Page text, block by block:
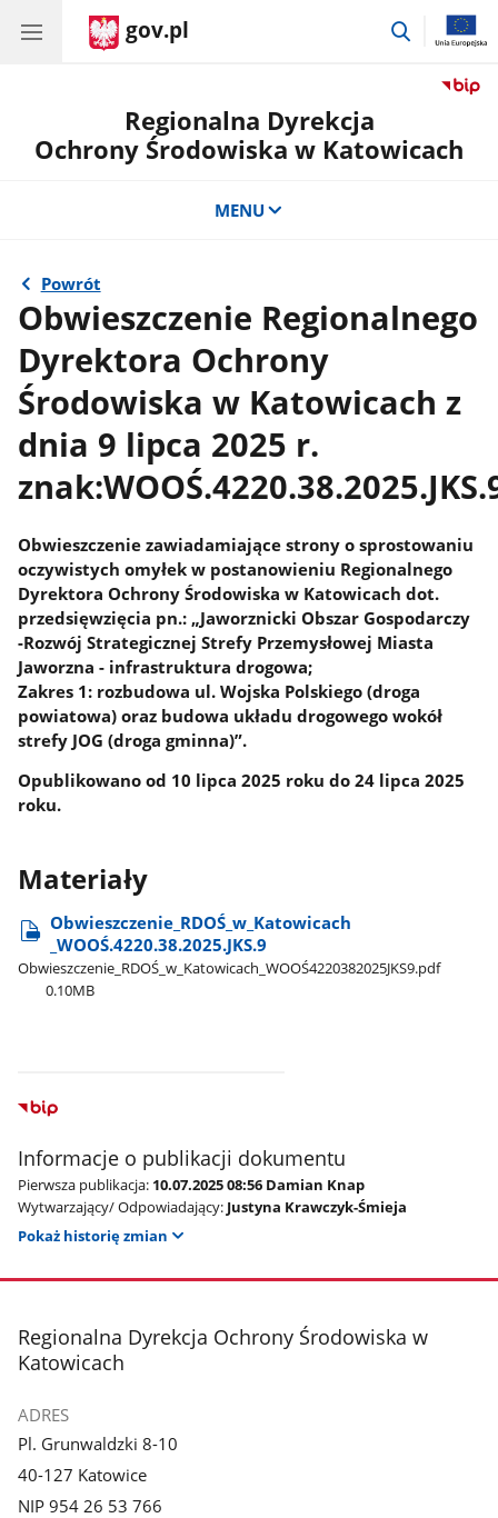
gov.pl
przejdź
Regionalna Dyrekcja
Ochrony Środowiska w Katowicach
MENU
Powrót
Obwieszczenie Regionalnego
Dyrektora Ochrony
Środowiska w Katowicach z
dnia 9 lipca 2025 r.
Obwieszczenie zawiadamiające strony o sprostowaniu
oczywistych omyłek w postanowieniu Regionalnego
Dyrektora Ochrony Środowiska w Katowicach dot.
przedsięwzięcia pn.: „Jaworznicki Obszar Gospodarczy
-Rozwój Strategicznej Strefy Przemysłowej Miasta
Jaworzna - infrastruktura drogowa;
Zakres 1: rozbudowa ul. Wojska Polskiego (droga
powiatowa) oraz budowa układu drogowego wokół
strefy JOG (droga gminna)”.
Opublikowano od 10 lipca 2025 roku do 24 lipca 2025
roku.
Materiały
Obwieszczenie​_RDOŚ​_w​_Katowicach​
_WOOŚ.4220.38.2025.JKS.9
Obwieszczenie​_RDOŚ​_w​_Katowicach​_WOOŚ4220382025JKS9.pdf
0.10MB
Informacje o publikacji dokumentu
Pierwsza publikacja: 10.07.2025 08:56 Damian Knap
Wytwarzający/ Odpowiadający: Justyna Krawczyk-Śmieja
Pokaż historię zmian
stopka
Regionalna Dyrekcja Ochrony Środowiska w
Katowicach
ADRES
Pl. Grunwaldzki 8-10
40-127 Katowice
NIP 954 26 53 766